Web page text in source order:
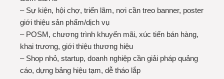
– Sự kiện, hội chợ, triển lãm, nơi cần treo banner, poster
giới thiệu sản phẩm/dịch vụ
– POSM, chương trình khuyến mãi, xúc tiến bán hàng,
khai trương, giới thiệu thương hiệu
– Shop nhỏ, startup, doanh nghiệp cần giải pháp quảng
cáo, dựng bảng hiệu tạm, dễ tháo lắp